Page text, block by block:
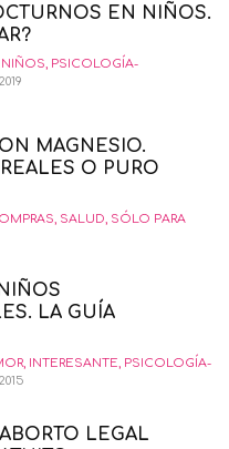
EN NIÑOS.
, PSICOLOGÍA-
MAGNESIO.
O PURO
, SALUD, SÓLO PARA
LA GUÍA
, INTERESANTE, PSICOLOGÍA-
LEGAL